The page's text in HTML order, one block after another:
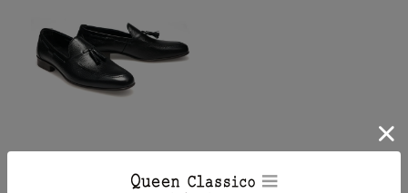
関連コンテンツ